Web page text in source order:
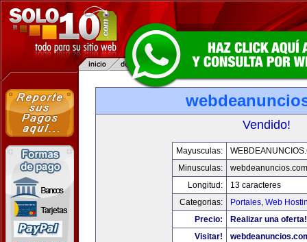
Vendido!
Mayusculas:
Minusculas:
webdeanuncios.com
Longitud:
13 caracteres
Categorias:
Portales, Web
Precio:
Realizar una oferta!
Visitar!